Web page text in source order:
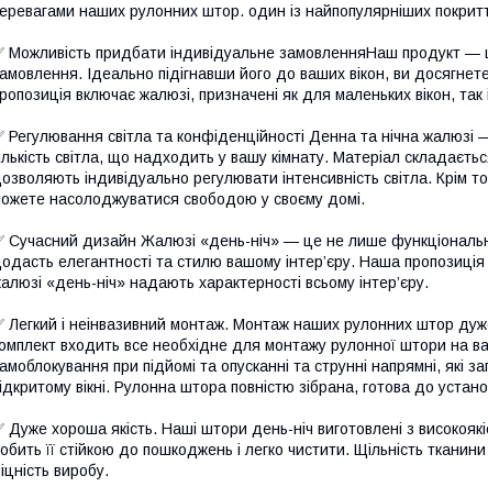
наших рулонних штор. один із найпопулярніших
Можливість придбати індивідуальне замовленняНаш продукт —
Ідеально підігнавши його до ваших вікон, ви
включає жалюзі, призначені як для маленьких вікон, так
Регулювання світла та конфіденційності Денна та нічна
світла, що надходить у вашу кімнату. Матеріал
індивідуально регулювати інтенсивність світла. Крім
насолоджуватися свободою у своєму домі.
Сучасний дизайн Жалюзі «день-ніч» — це не лише
елегантності та стилю вашому інтер’єру. Наша пропозиція
«день-ніч» надають характерності всьому інтер’єру.
Легкий і неінвазивний монтаж. Монтаж наших рулонних штор
входить все необхідне для монтажу рулонної штори на
при підйомі та опусканні та струнні напрямні, які
вікні. Рулонна штора повністю зібрана, готова до
Дуже хороша якість. Наші штори день-ніч виготовлені з
її стійкою до пошкоджень і легко чистити. Щільність
виробу.